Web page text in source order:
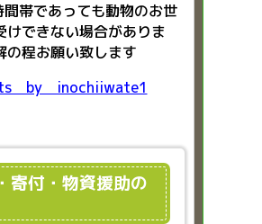
間帯であっても動物のお世
けできない場合がありま
の程お願い致します
by inochiiwate1
寄付・物資援助の